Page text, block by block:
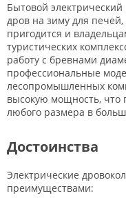
Бытовой
дров на зиму для
пригодится и
туристических
работу с бревнами
профессиональные
лесопромышленных
высокую мощность, что
любого размера в
Достоинства
Электрические
преимуществами: